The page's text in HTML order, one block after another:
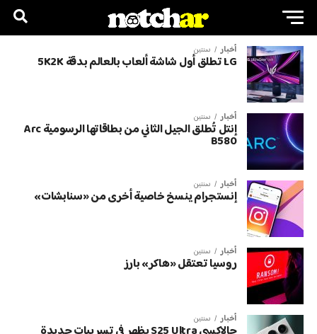
أخبار سنتين
LG تطلق أول شاشة ألعاب بالعالم بدقة 5K2K
أخبار سنتين
إنتل تُطلق الجيل الثاني من بطاقاتها الرسومية Arc
B580
أخبار سنتين
إنستجرام ينسخ خاصية أخرى من «سنابشات»
أخبار سنتين
روسيا تعتقل «هاكر» بارز
أخبار سنتين